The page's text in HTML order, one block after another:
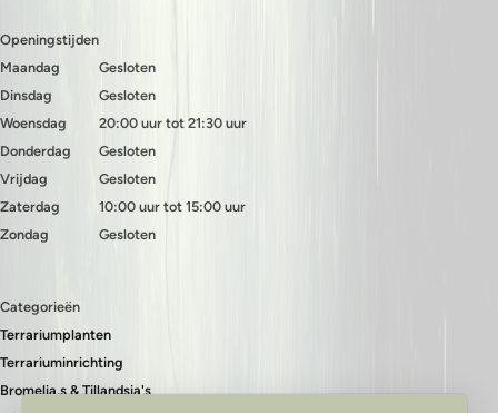
Openingstijden
Maandag
Dinsdag
Woensdag
Donderdag
Vrijdag
Zaterdag
Zondag
Gesloten
Gesloten
20:00 uur tot 21:30 uur
Gesloten
Gesloten
10:00 uur tot 15:00 uur
Gesloten
Categorieën
Terrariumplanten
Terrariuminrichting
Bromelia,s & Tillandsia's